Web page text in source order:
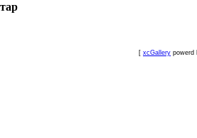
[ xcGallery